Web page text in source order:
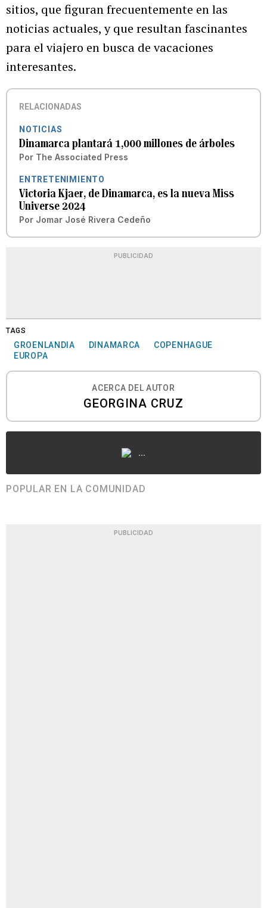
sitios, que figuran frecuentemente en las
noticias actuales, y que resultan fascinantes
para el viajero en busca de vacaciones
interesantes.
RELACIONADAS
NOTICIAS
Dinamarca plantará 1,000 millones de árboles
Por The Associated Press
ENTRETENIMIENTO
Victoria Kjaer, de Dinamarca, es la nueva Miss
Universe 2024
Por Jomar José Rivera Cedeño
PUBLICIDAD
TAGS
GROENLANDIA DINAMARCA
COPENHAGUE
EUROPA
ACERCA DEL AUTOR
GEORGINA CRUZ
...
POPULAR EN LA COMUNIDAD
PUBLICIDAD